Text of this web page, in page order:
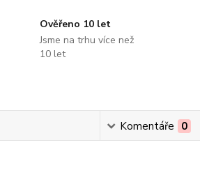
Ověřeno 10 let
Jsme na trhu více než
10 let
Komentáře 0